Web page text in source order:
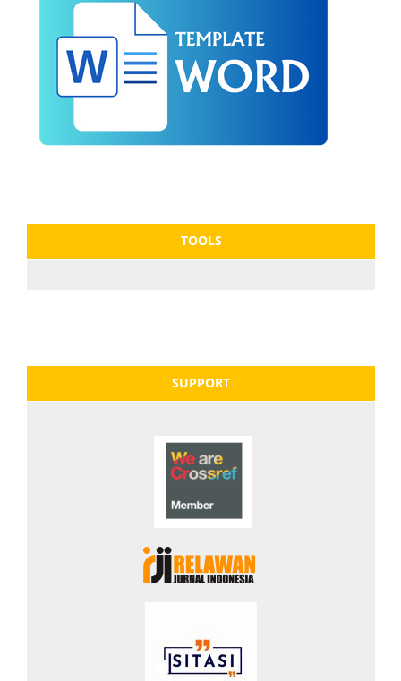
TOOLS
SUPPORT